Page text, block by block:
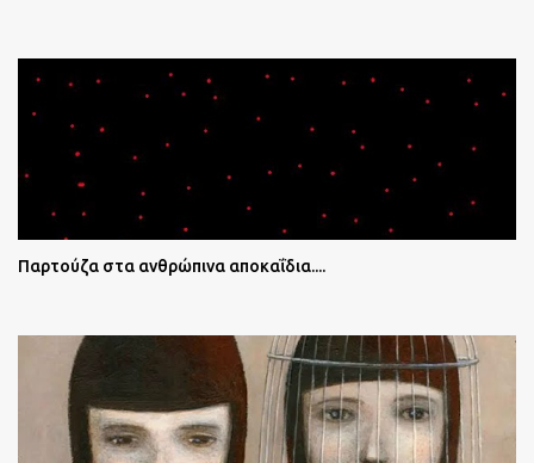
Παρτούζα στα ανθρώπινα αποκαΐδια....